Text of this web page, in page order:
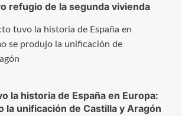
refugio de la segunda vivienda
la historia de España en Europa:
la unificación de Castilla y Aragón